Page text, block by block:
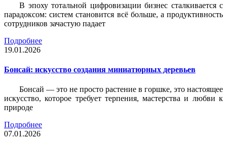
В эпоху тотальной цифровизации бизнес сталкивается с
парадоксом: систем становится всё больше, а продуктивность
сотрудников зачастую падает
Подробнее
19.01.2026
Бонсай: искусство создания миниатюрных деревьев
Бонсай — это не просто растение в горшке, это настоящее
искусство, которое требует терпения, мастерства и любви к
природе
Подробнее
07.01.2026